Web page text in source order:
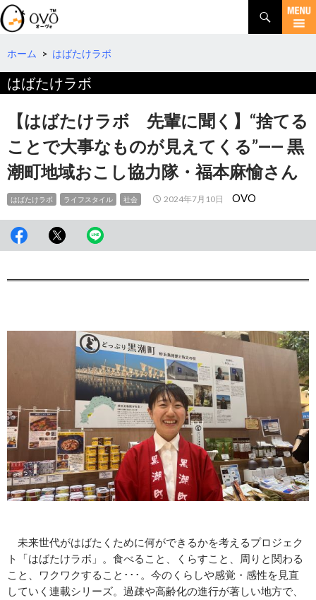
検
索
コ
テ
ツ
へ
ホーム > はばたけラボ
はばたけラボ
【はばたけラボ 先輩に聞く】“捨てる
ことで大事なものが見えてくる”―― 黒
潮町地域おこし協力隊・福本麻愉さん
はばたけラボ ライフスタイル 社会 2024年7月10日 OVO
未来世代がはばたくために何ができるかを考えるプロジェク
ト「はばたけラボ」。食べること、くらすこと、周りと関わる
こと、ワクワクすること･･･。今のくらしや感覚・感性を見直
していく連載シリーズ。過疎や高齢化の進行が著しい地方で、